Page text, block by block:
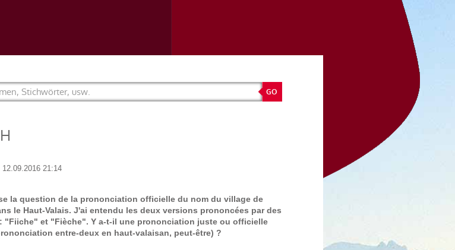
12.09.2016 21:14
la question de la prononciation officielle du nom du village de
le Haut-Valais. J'ai entendu les deux versions prononcées par des
"Fiiche" et "Fièche". Y a-t-il une prononciation juste ou officielle
entre-deux en haut-valaisan, peut-être) ?